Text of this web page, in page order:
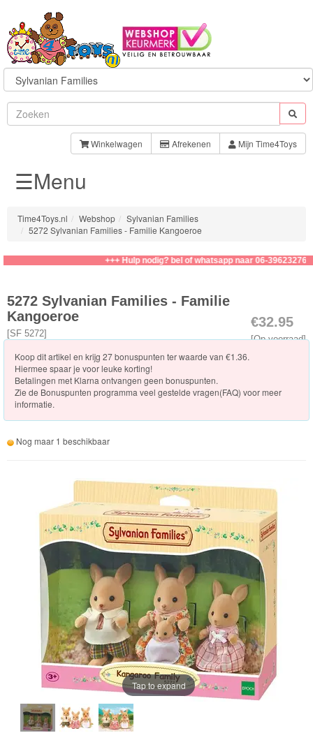
Winkelwagen Afrekenen Mijn Time4Toys
Sylvanian
Families
Families
Baby
Kapsalon
School/Kinderopvang
Vakantie
Winkels
Dokter/Tandarts
en
PretPark
Voertuigen
Seizoenen/Specials
Verrassinszakjes
Chocolade
Konijn
Huis
en
Inrichting
☰Menu
Time4Toys.nl Webshop
Sylvanian Families
5272 Sylvanian Families - Familie Kangoeroe
+++ Hulp nodig? bel of whatsapp naar 06-39623276
€32.95
[Op voorraad]
5272 Sylvanian Families - Familie
Kangoeroe
[SF 5272]
Koop dit artikel en krijg 27 bonuspunten ter waarde van €1.36.
Hiermee spaar je voor leuke korting!
Betalingen met Klarna ontvangen geen bonuspunten.
Zie de Bonuspunten programma veel gestelde vragen(FAQ) voor meer
informatie.
Nog maar 1 beschikbaar
Tap to expand